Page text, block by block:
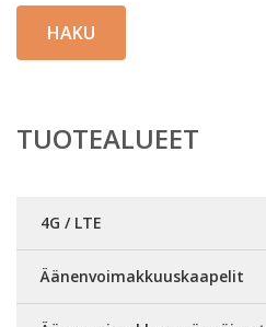
HAKU
TUOTEALUEET
4G / LTE
Äänenvoimakkuuskaapelit